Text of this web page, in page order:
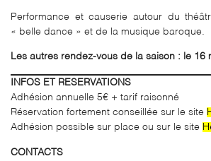
Performance et causerie autour du
« belle dance » et de la musique baroque.
Les autres rendez-vous de la saison : le 16
INFOS ET RESERVATIONS
Adhésion annuelle 5€ + tarif raisonné
Réservation fortement conseillée sur le site
Adhésion possible sur place ou sur le site
CONTACTS